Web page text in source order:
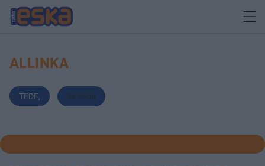
ALLINKA
TEDE, Sir Mich